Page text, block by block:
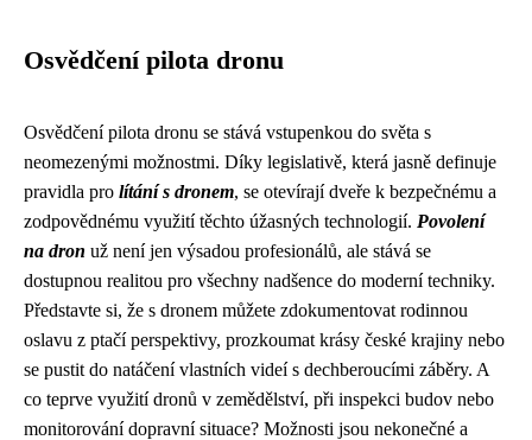
Osvědčení pilota dronu
Osvědčení pilota dronu se stává vstupenkou do světa s
neomezenými možnostmi. Díky legislativě, která jasně definuje
pravidla pro lítání s dronem, se otevírají dveře k bezpečnému a
zodpovědnému využití těchto úžasných technologií. Povolení
na dron už není jen výsadou profesionálů, ale stává se
dostupnou realitou pro všechny nadšence do moderní techniky.
Představte si, že s dronem můžete zdokumentovat rodinnou
oslavu z ptačí perspektivy, prozkoumat krásy české krajiny nebo
se pustit do natáčení vlastních videí s dechberoucími záběry. A
co teprve využití dronů v zemědělství, při inspekci budov nebo
monitorování dopravní situace? Možnosti jsou nekonečné a